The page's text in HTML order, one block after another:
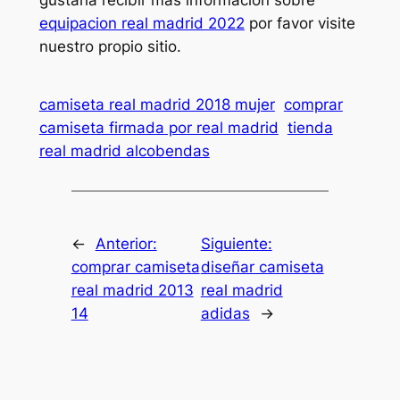
equipacion real madrid 2022 por favor visite
nuestro propio sitio.
camiseta real madrid 2018 mujer comprar
camiseta firmada por real madrid tienda
real madrid alcobendas
←
Anterior:
comprar camiseta
real madrid 2013
14
Siguiente:
diseñar camiseta
real madrid
adidas
→